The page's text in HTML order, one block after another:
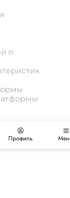
о
Профиль